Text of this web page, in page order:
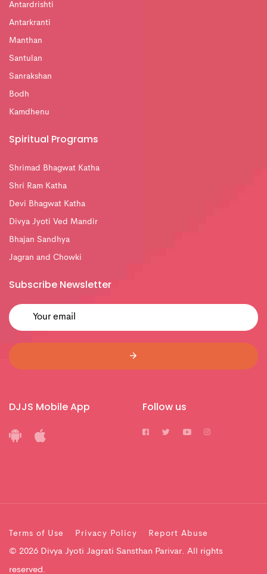
Antardrishti
Antarkranti
Manthan
Santulan
Sanrakshan
Bodh
Kamdhenu
Spiritual Programs
Shrimad Bhagwat Katha
Shri Ram Katha
Devi Bhagwat Katha
Divya Jyoti Ved Mandir
Bhajan Sandhya
Jagran and Chowki
Subscribe Newsletter
DJJS Mobile App Follow us
Terms of Use Privacy Policy Report Abuse
© 2026 Divya Jyoti Jagrati Sansthan Parivar. All rights
reserved.